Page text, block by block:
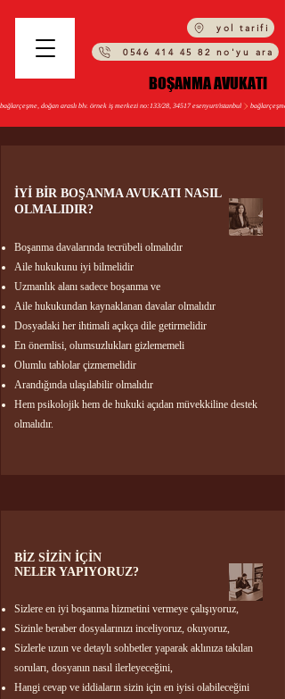
0546 414 45 82 no'yu ara
yol tarifi
bağlarçeşme, doğan araslı blv. örnek i̇ş merkezi no:133/28, 34517 esenyurt/i̇stanbul
BOŞANMA AVUKATI
BOŞANMA AVUKATI
İYİ BİR BOŞANMA AVUKATI NASIL
OLMALIDIR?​
Boşanma davalarında tecrübeli olmalıdır​​
Aile hukukunu iyi bilmelidir​
Uzmanlık alanı sadece boşanma ve
Aile hukukundan kaynaklanan davalar olmalıdır​
Dosyadaki her ihtimali açıkça dile getirmelidir
En önemlisi, olumsuzlukları gizlememeli
Olumlu tablolar çizmemelidir​
Arandığında ulaşılabilir olmalıdır​
Hem psikolojik hem de hukuki açıdan müvekkiline destek
olmalıdır​​.
BİZ SİZİN İÇİN
NELER YAPIYORUZ?​​
Sizlere en iyi boşanma hizmetini vermeye çalışıyoruz,
Sizinle beraber dosyalarınızı inceliyoruz, okuyoruz,
Sizlerle uzun ve detaylı sohbetler yaparak aklınıza takılan
soruları, dosyanın nasıl ilerleyeceğini,
Hangi cevap ve iddiaların sizin için en iyisi olabileceğini